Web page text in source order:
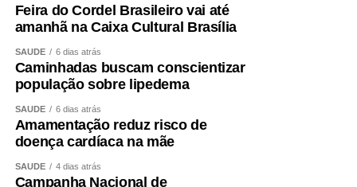
Feira do Cordel Brasileiro vai até
amanhã na Caixa Cultural Brasília
SAÚDE 6 dias atrás
Caminhadas buscam conscientizar
população sobre lipedema
SAÚDE 6 dias atrás
Amamentação reduz risco de
doença cardíaca na mãe
SAÚDE 4 dias atrás
Campanha Nacional de